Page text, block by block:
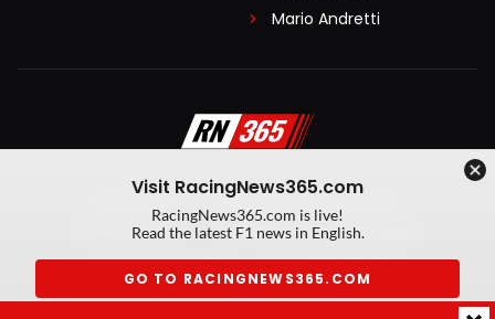
Mario Andretti
Algemene voorwaarden
Privacy Policy
Created by On Your Marks
Privacy manager
Kansspeluitingen
Visit RacingNews365.com
RacingNews365.com is live!
Read the latest F1 news in English.
GO TO RACINGNEWS365.COM